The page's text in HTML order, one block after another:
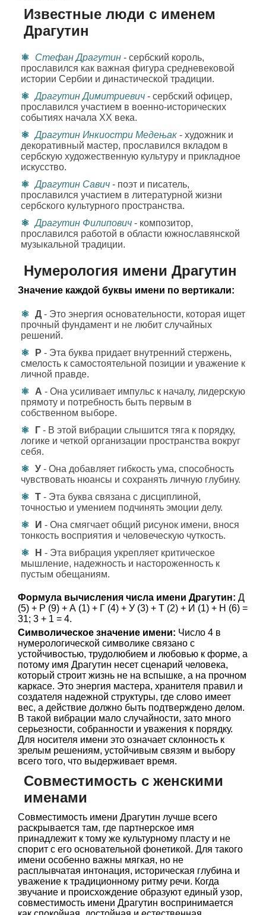
Известные люди с именем
Драгутин
Стефан Драгутин - сербский король,
прославился как важная фигура средневековой
истории Сербии и династической традиции.
Драгутин Димитриевич - сербский офицер,
прославился участием в военно-исторических
событиях начала XX века.
Драгутин Инкиостри Медењак - художник и
декоративный мастер, прославился вкладом в
сербскую художественную культуру и прикладное
искусство.
Драгутин Савич - поэт и писатель,
прославился участием в литературной жизни
сербского культурного пространства.
Драгутин Филипович - композитор,
прославился работой в области южнославянской
музыкальной традиции.
Нумерология имени Драгутин
Значение каждой буквы имени по вертикали:
Д - Это энергия основательности, которая ищет
прочный фундамент и не любит случайных
решений.
Р - Эта буква придает внутренний стержень,
смелость к самостоятельной позиции и уважение к
личной правде.
А - Она усиливает импульс к началу, лидерскую
прямоту и потребность быть первым в
собственном выборе.
Г - В этой вибрации слышится тяга к порядку,
логике и четкой организации пространства вокруг
себя.
У - Она добавляет гибкость ума, способность
чувствовать нюансы и сохранять личную глубину.
Т - Эта буква связана с дисциплиной,
точностью и умением подчинять эмоции делу.
И - Она смягчает общий рисунок имени, внося
тонкость восприятия и человеческую чуткость.
Н - Эта вибрация укрепляет критическое
мышление, надежность и настороженность к
пустым обещаниям.
Формула вычисления числа имени Драгутин: Д
(5) + Р (9) + А (1) + Г (4) + У (3) + Т (2) + И (1) + Н (6) =
31; 3 + 1 = 4.
Символическое значение имени: Число 4 в
нумерологической символике связано с
устойчивостью, трудолюбием и любовью к форме, а
потому имя Драгутин несет сценарий человека,
который строит жизнь не на вспышке, а на прочном
каркасе. Это энергия мастера, хранителя правил и
создателя надежной структуры, где слово имеет
вес, а действие должно быть подтверждено делом.
В такой вибрации мало случайности, зато много
серьезности, собранности и уважения к порядку.
Для носителя имени это означает склонность к
зрелым решениям, устойчивым связям и выбору
всего того, что выдерживает время.
Совместимость с женскими
именами
Совместимость имени Драгутин лучше всего
раскрывается там, где партнерское имя
принадлежит к тому же культурному пласту и не
спорит с его основательной фонетикой. Для такого
имени особенно важны мягкая, но не
расплывчатая интонация, историческая глубина и
уважение к традиционному ритму речи. Когда
звучание и происхождение образуют единый узор,
совместимость имени Драгутин воспринимается